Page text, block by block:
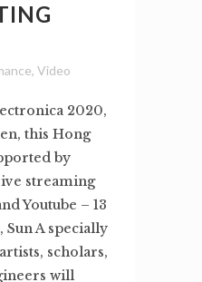
, Video
2020,
this Hong
by
streaming
Youtube – 13
A specially
scholars,
will